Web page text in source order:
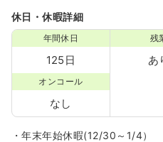
休日・休暇詳細
年間休日
125日
残
あ
オンコール
なし
・年末年始休暇(12/30～1/4）